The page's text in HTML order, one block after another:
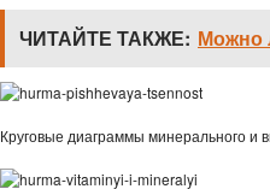
ЧИТАЙТЕ ТАКЖЕ: Можно
Круговые диаграммы минерального и